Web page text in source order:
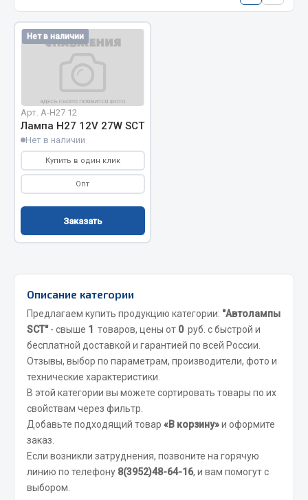
Весь раздел
Автономные воздушные отопители
Жидкостные подогреватели
Отопители салона
Подогреватели тосола
Автотовары
Аксессуары автомобильные
Аптечки и знаки автомобильные
Брызговики
Вентиляторы кабины
Вымпела
Показать ещё
Весь раздел
Смазочные материалы
Нет в наличии
Арт. А-H27 12
Лампа H27 12V 27W SCT
Нет в наличии
Купить в один клик
Опт
Заказать
Описание категории
Предлагаем купить продукцию категории: "Автолампы
SCT"- свыше 1 товаров, цены от 0 руб. с быстрой и
бесплатной доставкой и гарантией по всей России.
Отзывы, выбор по параметрам, производители, фото и
технические характеристики.
В этой категории вы можете сортировать товары по их
свойствам через фильтр.
Добавьте подходящий товар «В корзину»и оформите
заказ.
Если возникли затруднения, позвоните на горячую
линию по телефону 8(3952)48-64-16, и вам помогут с
выбором.